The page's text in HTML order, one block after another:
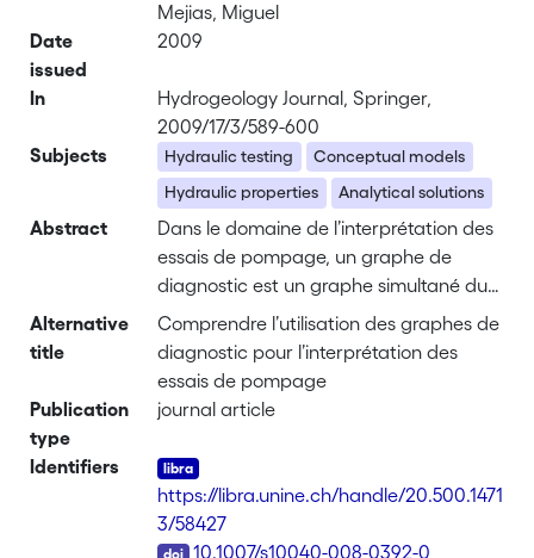
Mejias, Miguel
Date
issued
2009
In
Hydrogeology Journal, Springer,
2009/17/3/589-600
Subjects
Hydraulic testing
Conceptual models
Hydraulic properties
Analytical solutions
Abstract
Dans le domaine de l’interprétation des
essais de pompage, un graphe de
diagnostic est un graphe simultané du
rabattement et de sa dérivée
logarithmique en fonction du temps. Ce
graphe est habituellement représenté
en échelle bi-logarithmique. Les
cet outil sont discutés à l’aide de trois
exemples hydrogéologiques réels. Des
recommandations pratiques sont
proposées afin d’utiliser ces graphes
Alternative
title
Comprendre l’utilisation des graphes de
diagnostic pour l’interprétation des
essais de pompage
Publication
type
journal article
Identifiers
https://libra.unine.ch/handle/20.500.1471
3/58427
10.1007/s10040-008-0392-0